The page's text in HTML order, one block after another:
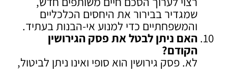
שמגדיר בבירור את היחסים הכלכליים
והמשפחתיים כדי למנוע אי-הבנות בעתיד.
האם ניתן לבטל את פסק הגירושין
הקודם?
לא. פסק גירושין הוא סופי ואינו ניתן לביטול,